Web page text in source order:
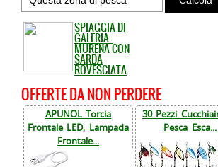
SPIAGGIA DI
GALERIA -
MURENA CON
SARDA
ROVESCIATA
OFFERTE DA NON PERDERE
APUNOL Torcia
Frontale LED, Lampada
Frontale...
30 Pezzi
Pesca Esca...